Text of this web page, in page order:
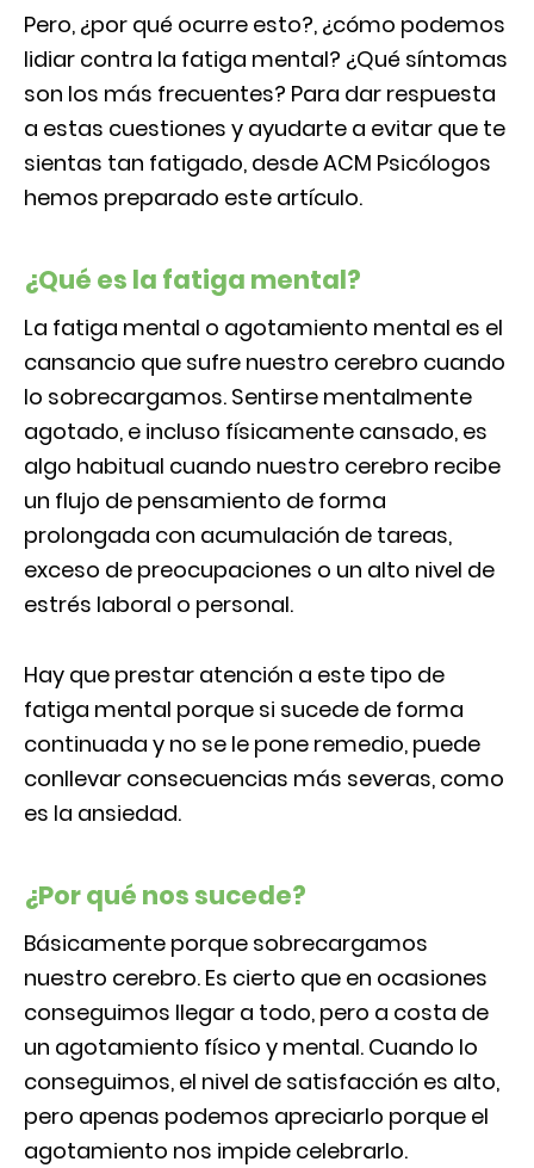
Pero, ¿por qué ocurre esto?, ¿cómo podemos
lidiar contra la fatiga mental? ¿Qué síntomas
son los más frecuentes? Para dar respuesta
a estas cuestiones y ayudarte a evitar que te
sientas tan fatigado, desde ACM Psicólogos
hemos preparado este artículo.
¿Qué es la fatiga mental?
La fatiga mental o agotamiento mental es el
cansancio que sufre nuestro cerebro cuando
lo sobrecargamos. Sentirse mentalmente
agotado, e incluso físicamente cansado, es
algo habitual cuando nuestro cerebro recibe
un flujo de pensamiento de forma
prolongada con acumulación de tareas,
exceso de preocupaciones o un alto nivel de
estrés laboral o personal.
Hay que prestar atención a este tipo de
fatiga mental porque si sucede de forma
continuada y no se le pone remedio, puede
conllevar consecuencias más severas, como
es la ansiedad.
¿Por qué nos sucede?
Básicamente porque sobrecargamos
nuestro cerebro. Es cierto que en ocasiones
conseguimos llegar a todo, pero a costa de
un agotamiento físico y mental. Cuando lo
conseguimos, el nivel de satisfacción es alto,
pero apenas podemos apreciarlo porque el
agotamiento nos impide celebrarlo.